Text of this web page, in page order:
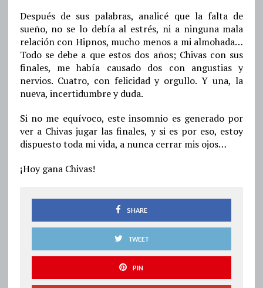
Después de sus palabras, analicé que la falta de
sueño, no se lo debía al estrés, ni a ninguna mala
relación con Hipnos, mucho menos a mi almohada…
Todo se debe a que estos dos años; Chivas con sus
finales, me había causado dos con angustias y
nervios. Cuatro, con felicidad y orgullo. Y una, la
nueva, incertidumbre y duda.
Si no me equívoco, este insomnio es generado por
ver a Chivas jugar las finales, y si es por eso, estoy
dispuesto toda mi vida, a nunca cerrar mis ojos…
¡Hoy gana Chivas!
SHARE
TWEET
PIN